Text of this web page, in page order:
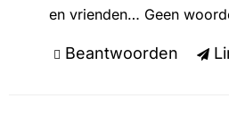
en vrienden… Geen
Beantwoorden